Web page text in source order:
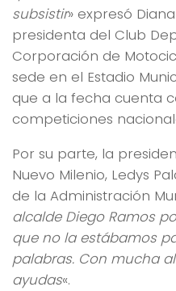
subsistir» expresó
presidenta del Club
Corporación de
sede en el Estadio
que a la fecha cuenta
competiciones
Por su parte, la
Nuevo Milenio, Ledys
de la Administración
alcalde Diego Ramos
que no la estábamos
palabras. Con mucha
ayudas«.